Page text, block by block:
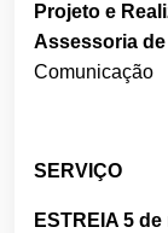
Projeto e
Assessoria
Comunicação
SERVIÇO
ESTREIA 5